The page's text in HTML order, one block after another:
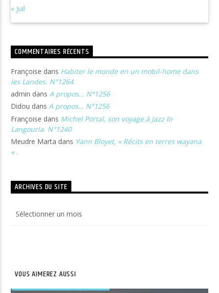
« Juil
COMMENTAIRES RÉCENTS
Françoise dans Habiter le monde en un mobil-home dans
les Landes. N°1264
admin dansA propos… N°1256
Didou dansA propos… N°1256
Françoise dans Michel Portal, son voyage à Jazz In
Langourla. N°1240
Meudre Marta dans Yann Bloyet, « Récits en terres wayana
« .
ARCHIVES DU SITE
du
VOUS AIMEREZ AUSSI